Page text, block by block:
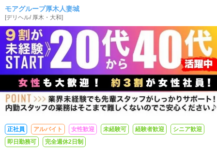
長できる。
モアグループ厚木人妻城
[デリヘル/ 厚木・大和]
正社員 アルバイト 女性歓迎 未経験可 経験者歓迎
シニア歓迎
即日勤務可
完全週休2日制